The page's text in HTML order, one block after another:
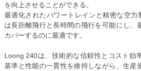
を向上させることができる。
最適化されたパワートレインと精密な空力
は長距離飛行と長時間の飛行を可能にし、
カバーするのに最適です。
Loong 240は、技術的な信頼性とコスト効
基準と性能の一貫性を維持しながら、生産